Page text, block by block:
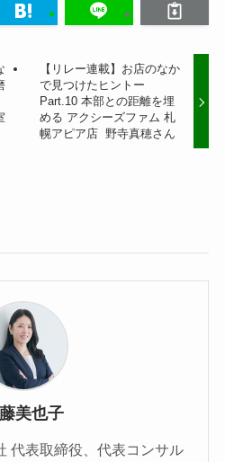
【リレー連載】お店のなか
で見つけたヒントー
Part.10 本部との距離を埋
める アクシーズファム 札
幌アピア店 野寺真穂さん
美也子
代表取締役、代表コンサル